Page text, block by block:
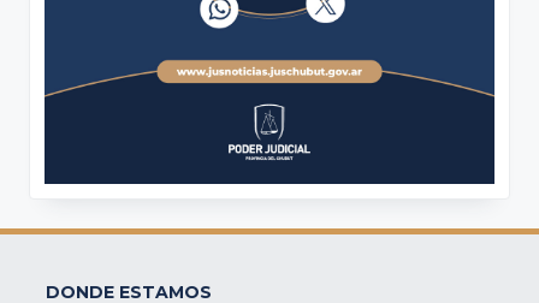
DONDE ESTAMOS